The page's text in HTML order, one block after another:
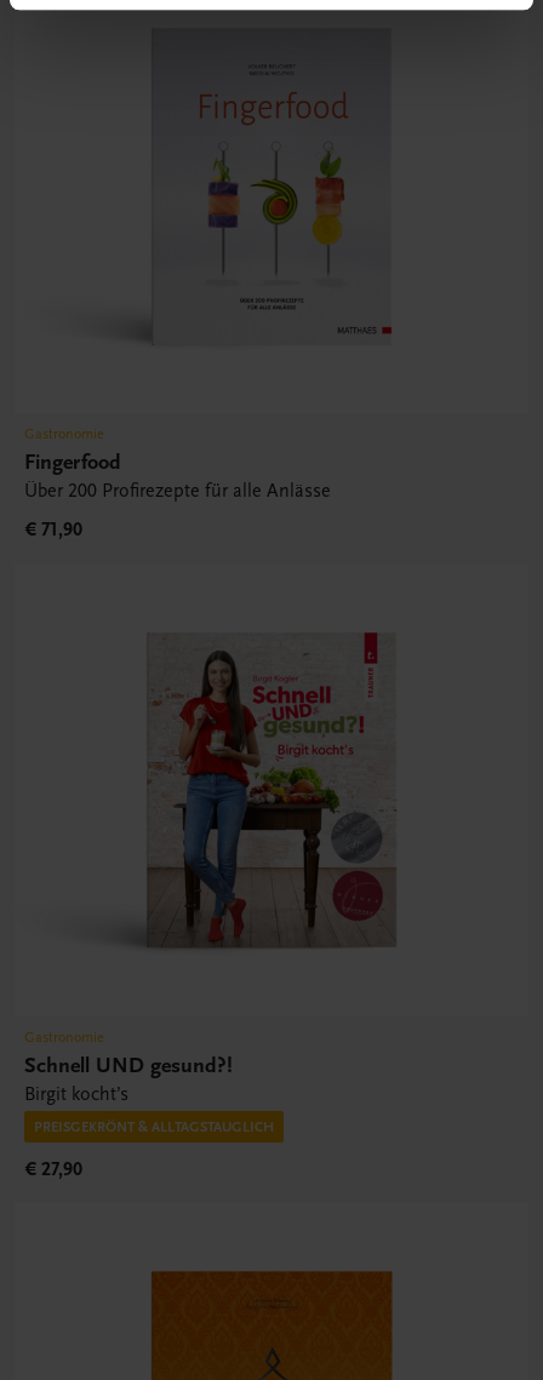
Gastronomie
Fingerfood
Über 200 Profirezepte für alle Anlässe
€ 71,90
Gastronomie
Schnell UND gesund?!
Birgit kocht’s
PREISGEKRÖNT & ALLTAGSTAUGLICH
€ 27,90